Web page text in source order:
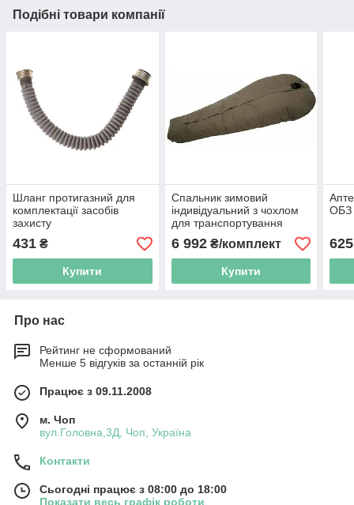
Подібні товари компанії
Шланг протигазний для
комплектації засобів
захисту
431 ₴
Купити
Спальник зимовий
індивідуальний з чохлом
для транспортування
6 992₴/комплект
Купити
ОБЗ
625
Про нас
Рейтинг не сформований
Менше 5 відгуків за останній рік
Працює з 09.11.2008
м. Чоп
вул.Головна,3Д, Чоп, Україна
Контакти
Сьогодні працює з 08:00 до 18:00
Показати весь графік роботи